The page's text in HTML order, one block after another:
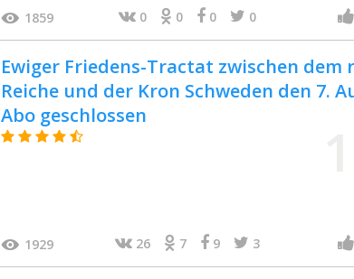
1859 0 0 0 0
Ewiger Friedens-Tractat zwischen dem
Reiche und der Kron Schweden den 7.
Abo geschlossen
1929 26 7 9 3